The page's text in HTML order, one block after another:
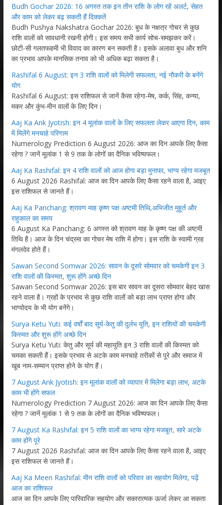
Budh Gochar 2026: 16 अगस्त तक इन तीन राशि के लोग रहें अलर्ट, सेहत
और काम को लेकर बढ़ सकती हैं दिक्कतें
Budh Pushya Nakshatra Gochar 2026: बुध के नक्षत्र गोचर से कुछ
राशि वालों को सावधानी रखनी होगी। इस समय सभी कार्य सोच-समझकर करें।
छोटी-सी गलतफहमी भी विवाद का कारण बन सकती है। इसके अलावा बुध और शनि
का प्रभाव आपके मानसिक तनाव को भी अधिक बढ़ा सकता है।
Rashifal 6 August: इन 3 राशि वालों को मिलेगी सफलता, नई नौकरी के बनेंगे
योग
Rashifal 6 August: इस राशिफल से जानें कैसा रहेगा-मेष, कर्क, सिंह, कन्या,
मकर और कुंभ-मीन वालों के लिए दिन।
Aaj Ka Ank Jyotish: इन 4 मूलांक वालों के लिए सफलता लेकर आएगा दिन, काम
में मिलेंगे मनचाहे परिणाम
Numerology Prediction 6 August 2026: आज का दिन आपके लिए कैसा
रहेगा ? जानें मूलांक 1 से 9 तक के लोगों का दैनिक भविष्यफल।
Aaj Ka Rashifal: इन 4 राशि वालों को आज होगा बड़ा मुनाफा, भाग्य रहेगा मजबूत
6 August 2026 Rashifal: आज का दिन आपके लिए कैसा रहने वाला है, आइए
इस राशिफल से जानते हैं।
Aaj Ka Panchang: श्रावण माह कृष्ण पक्ष अष्टमी तिथि,अभिजीत मुहूर्त और
राहुकाल का समय
6 August Ka Panchang: 6 अगस्त को श्रावण माह के कृष्ण पक्ष की अष्टमी
तिथि है। आज के दिन चंद्रमा का गोचर मेष राशि में होगा। इस राशि के स्वामी ग्रह
मंगलदेव होते हैं।
Sawan Second Somwar 2026: सावन के दूसरे सोमवार को चमकेगी इन 3
राशि वालों की किस्मत, शुरू होंगे अच्छे दिन
Sawan Second Somwar 2026: इस बार सावन का दूसरा सोमवार बेहद खास
रहने वाला है। ग्रहों के प्रभाव से कुछ राशि वालों को बड़ा लाभ प्राप्त होगा और
भाग्योदय के भी योग बनेंगे।
Surya Ketu Yuti: कई वर्षों बाद सूर्य-केतु की दुर्लभ युति, इन राशियों की चमकेगी
किस्मत और शुरू होंगे अच्छे दिन
Surya Ketu Yuti: केतु और सूर्य की महायुति इन 3 राशि वालों की किस्मत को
चमका सकती हैं। इसके प्रभाव से अटके काम मनचाहे तरीकों से पूरे और समाज में
खूब नाम-सम्मान प्राप्त होने के योग हैं।
7 August Ank Jyotish: इन मूलांक वालों को व्यापार में मिलेगा बड़ा लाभ, अटके
काम भी होंगे सफल
Numerology Prediction 7 August 2026: आज का दिन आपके लिए कैसा
रहेगा ? जानें मूलांक 1 से 9 तक के लोगों का दैनिक भविष्यफल।
7 August Ka Rashifal: इन 5 राशि वालों का भाग्य रहेगा मजबूत, सारे अटके
काम होंगे पूरे
7 August 2026 Rashifal: आज का दिन आपके लिए कैसा रहने वाला है, आइए
इस राशिफल से जानते हैं।
Aaj Ka Meen Rashifal: मीन राशि वालों को परिवार का सहयोग मिलेगा, पढ़ें
आज का राशिफल
आज का दिन आपके लिए पारिवारिक सहयोग और सकारात्मक ऊर्जा लेकर आ सकता